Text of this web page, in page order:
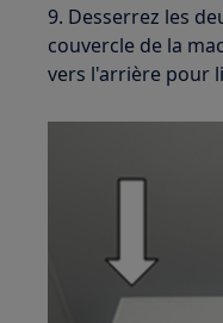
9. Desserrez les
couvercle de la
vers l'arrière pour